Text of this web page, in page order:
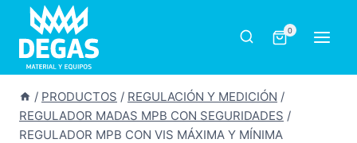
Saltar
contenido
0
/ PRODUCTOS / REGULACIÓN Y MEDICIÓN /
REGULADOR MADAS MPB CON SEGURIDADES /
REGULADOR MPB CON VIS MÁXIMA Y MÍNIMA